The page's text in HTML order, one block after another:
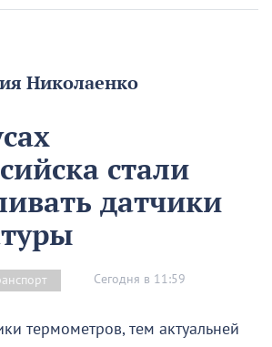
Николаенко
стали
датчики
Сегодня в 11:59
термометров, тем актуальней